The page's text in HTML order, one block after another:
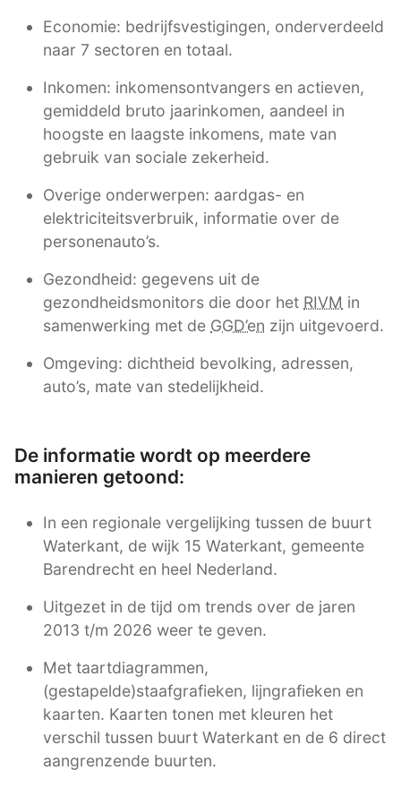
Economie: bedrijfsvestigingen, onderverdeeld
naar 7 sectoren en totaal.
Inkomen: inkomensontvangers en actieven,
gemiddeld bruto jaarinkomen, aandeel in
hoogste en laagste inkomens, mate van
gebruik van sociale zekerheid.
Overige onderwerpen: aardgas- en
elektriciteitsverbruik, informatie over de
personenauto’s.
Gezondheid: gegevens uit de
gezondheidsmonitors die door het RIVM in
samenwerking met de GGD’en zijn uitgevoerd.
Omgeving: dichtheid bevolking, adressen,
auto’s, mate van stedelijkheid.
De informatie wordt op meerdere
manieren getoond:
In een regionale vergelijking tussen de buurt
Waterkant, de wijk 15 Waterkant, gemeente
Barendrecht en heel Nederland.
Uitgezet in de tijd om trends over de jaren
2013 t/m 2026 weer te geven.
Met taartdiagrammen,
(gestapelde)staafgrafieken, lijngrafieken en
kaarten. Kaarten tonen met kleuren het
verschil tussen buurt Waterkant en de 6 direct
aangrenzende buurten.